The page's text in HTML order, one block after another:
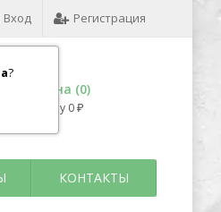
?
Вход Регистрация
Корзина (0)
на сумму 0 ₽
КОНТАКТЫ